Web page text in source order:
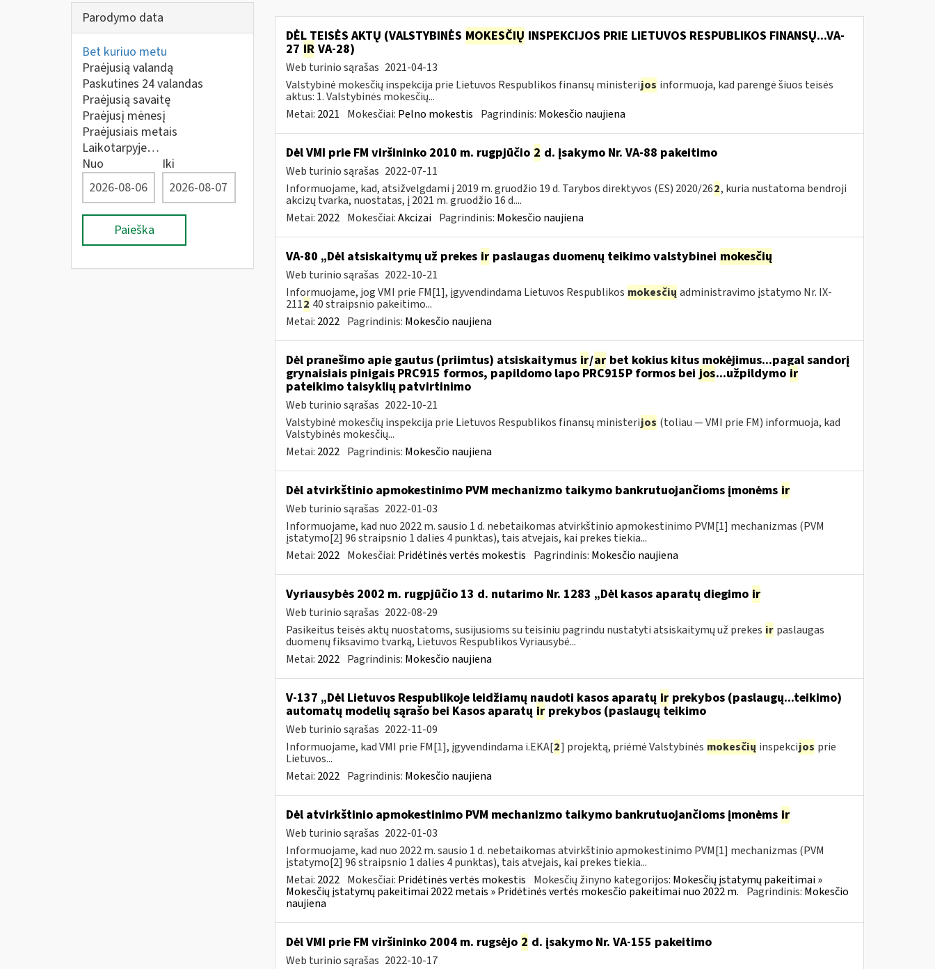
Parodymo data
Bet kuriuo metu
Praėjusią valandą
Paskutines 24 valandas
Praėjusią savaitę
Praėjusį mėnesį
Praėjusiais metais
Laikotarpyje…
Nuo
Iki
Paieška
DĖL TEISĖS AKTŲ (VALSTYBINĖS MOKESČIŲ INSPEKCIJOS PRIE LIETUVOS RESPUBLIKOS FINANSŲ...VA-
27 IR VA-28)
Web turinio sąrašas 2021-04-13
Valstybinė mokesčių inspekcija prie Lietuvos Respublikos finansų ministerijos informuoja, kad parengė šiuos teisės
aktus: 1. Valstybinės mokesčių...
Metai: 2021 Mokesčiai: Pelno mokestis Pagrindinis: Mokesčio naujiena
Dėl VMI prie FM viršininko 2010 m. rugpjūčio 2 d. įsakymo Nr. VA-88 pakeitimo
Web turinio sąrašas 2022-07-11
Informuojame, kad, atsižvelgdami į 2019 m. gruodžio 19 d. Tarybos direktyvos (ES) 2020/262, kuria nustatoma bendroji
akcizų tvarka, nuostatas, į 2021 m. gruodžio 16 d....
Metai: 2022 Mokesčiai:Akcizai Pagrindinis: Mokesčio naujiena
VA-80 „Dėl atsiskaitymų už prekes irpaslaugas duomenų teikimo valstybinei mokesčių
Web turinio sąrašas 2022-10-21
Informuojame, jog VMI prie FM[1], įgyvendindama Lietuvos Respublikos mokesčių administravimo įstatymo Nr. IX-
2112 40 straipsnio pakeitimo...
Metai: 2022 Pagrindinis: Mokesčio naujiena
Dėl pranešimo apie gautus (priimtus) atsiskaitymus ir/arbet kokius kitus mokėjimus...pagal sandorį
grynaisiais pinigais PRC915 formos, papildomo lapo PRC915P formos bei jos...užpildymo ir
pateikimo taisyklių patvirtinimo
Web turinio sąrašas 2022-10-21
Valstybinė mokesčių inspekcija prie Lietuvos Respublikos finansų ministerijos (toliau ― VMI prie FM) informuoja, kad
Valstybinės mokesčių...
Metai: 2022 Pagrindinis: Mokesčio naujiena
Dėl atvirkštinio apmokestinimo PVM mechanizmo taikymo bankrutuojančioms įmonėms ir
Web turinio sąrašas 2022-01-03
Informuojame, kad nuo 2022 m. sausio 1 d. nebetaikomas atvirkštinio apmokestinimo PVM[1] mechanizmas (PVM
įstatymo[2] 96 straipsnio 1 dalies 4 punktas), tais atvejais, kai prekes tiekia...
Metai: 2022 Mokesčiai: Pridėtinės vertės mokestis Pagrindinis: Mokesčio naujiena
Vyriausybės 2002 m. rugpjūčio 13 d. nutarimo Nr. 1283 „Dėl kasos aparatų diegimo ir
Web turinio sąrašas 2022-08-29
Pasikeitus teisės aktų nuostatoms, susijusioms su teisiniu pagrindu nustatyti atsiskaitymų už prekes ir paslaugas
duomenų fiksavimo tvarką, Lietuvos Respublikos Vyriausybė...
Metai: 2022 Pagrindinis: Mokesčio naujiena
V-137 „Dėl Lietuvos Respublikoje leidžiamų naudoti kasos aparatų irprekybos (paslaugų...teikimo)
automatų modelių sąrašo bei Kasos aparatų irprekybos (paslaugų teikimo
Web turinio sąrašas 2022-11-09
Informuojame, kad VMI prie FM[1], įgyvendindama i.EKA[2] projektą, priėmė Valstybinės mokesčių inspekcijos prie
Lietuvos...
Metai: 2022 Pagrindinis: Mokesčio naujiena
Dėl atvirkštinio apmokestinimo PVM mechanizmo taikymo bankrutuojančioms įmonėms ir
Web turinio sąrašas 2022-01-03
Informuojame, kad nuo 2022 m. sausio 1 d. nebetaikomas atvirkštinio apmokestinimo PVM[1] mechanizmas (PVM
įstatymo[2] 96 straipsnio 1 dalies 4 punktas), tais atvejais, kai prekes tiekia...
Metai: 2022 Mokesčiai: Pridėtinės vertės mokestis Mokesčių žinyno kategorijos: Mokesčių įstatymų pakeitimai »
Mokesčių įstatymų pakeitimai 2022 metais » Pridėtinės vertės mokesčio pakeitimai nuo 2022 m. Pagrindinis: Mokesčio
naujiena
Dėl VMI prie FM viršininko 2004 m. rugsėjo 2 d. įsakymo Nr. VA-155 pakeitimo
Web turinio sąrašas 2022-10-17